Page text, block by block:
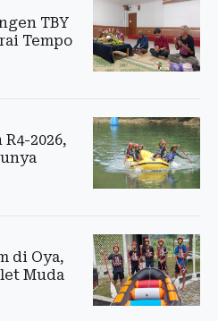
TBY
Tempo
2026,
di Oya,
Muda